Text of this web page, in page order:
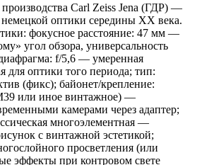
Carl Zeiss Jena (ГДР) —
немецкой оптики середины XX века.
фокусное расстояние: 47 мм —
угол обзора, универсальность
f/5,6 — умеренная
для оптики того периода; тип:
(фикс); байонет/крепление:
или иное винтажное) —
камерами через адаптер;
многоэлементная —
с винтажной эстетикой;
просветления (или
эффекты при контровом свете